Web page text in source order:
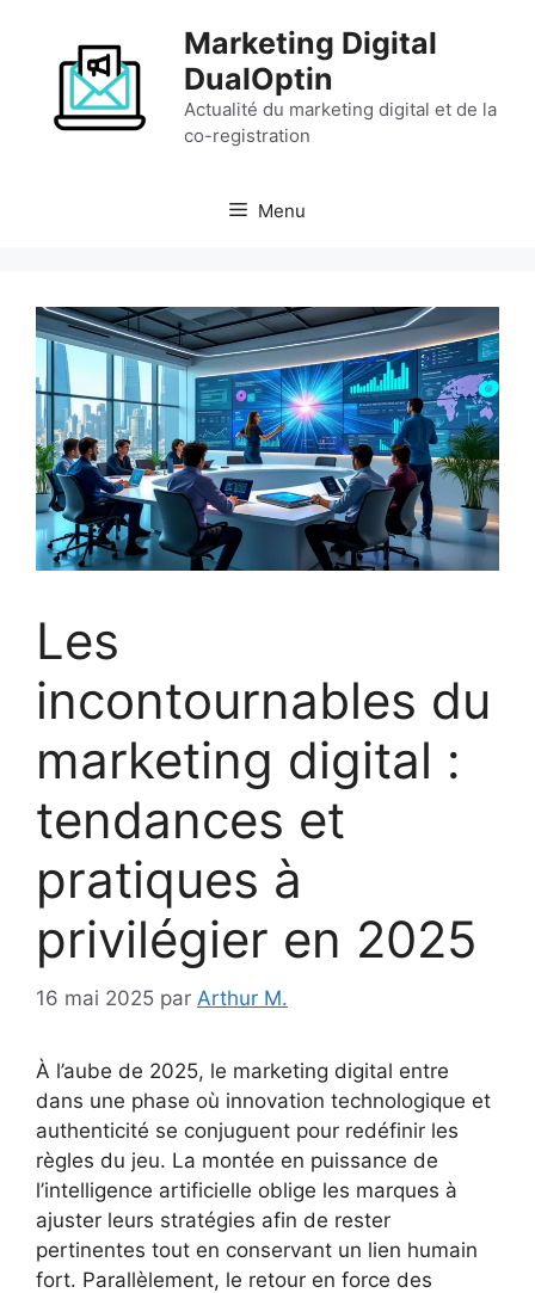
contenu
Marketing Digital
DualOptin
Actualité du marketing digital et de la
co-registration
Menu
Les
incontournables du
marketing digital :
tendances et
pratiques à
privilégier en 2025
16 mai 2025 par Arthur M.
À l’aube de 2025, le marketing digital entre
dans une phase où innovation technologique et
authenticité se conjuguent pour redéfinir les
règles du jeu. La montée en puissance de
l’intelligence artificielle oblige les marques à
ajuster leurs stratégies afin de rester
pertinentes tout en conservant un lien humain
fort. Parallèlement, le retour en force des